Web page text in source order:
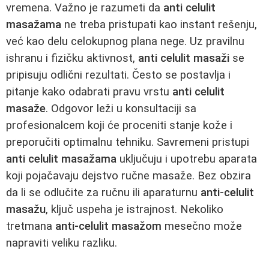
vremena. Važno je razumeti da anti celulit
masažama ne treba pristupati kao instant rešenju,
već kao delu celokupnog plana nege. Uz pravilnu
ishranu i fizičku aktivnost, anti celulit masaži se
pripisuju odlični rezultati. Često se postavlja i
pitanje kako odabrati pravu vrstu anti celulit
masaže. Odgovor leži u konsultaciji sa
profesionalcem koji će proceniti stanje kože i
preporučiti optimalnu tehniku. Savremeni pristupi
anti celulit masažama uključuju i upotrebu aparata
koji pojačavaju dejstvo ručne masaže. Bez obzira
da li se odlučite za ručnu ili aparaturnu anti-celulit
masažu, ključ uspeha je istrajnost. Nekoliko
tretmana anti-celulit masažom mesečno može
napraviti veliku razliku.